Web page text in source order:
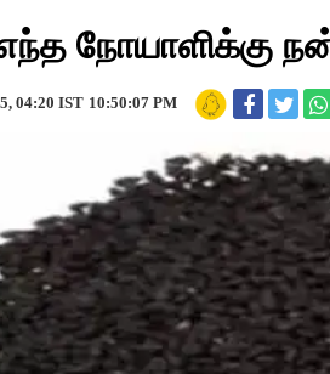
நோயாளிக்கு
04:20 IST 10:50:07 PM